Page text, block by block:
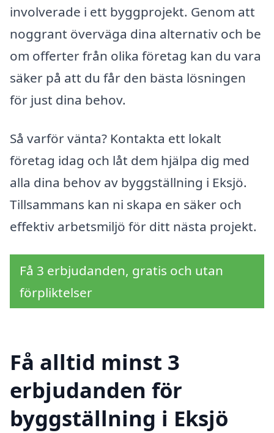
involverade i ett byggprojekt. Genom att
noggrant överväga dina alternativ och be
om offerter från olika företag kan du vara
säker på att du får den bästa lösningen
för just dina behov.
Så varför vänta? Kontakta ett lokalt
företag idag och låt dem hjälpa dig med
alla dina behov av byggställning i Eksjö.
Tillsammans kan ni skapa en säker och
effektiv arbetsmiljö för ditt nästa projekt.
Få 3 erbjudanden, gratis och utan
förpliktelser
Få alltid minst 3
erbjudanden för
byggställning i Eksjö